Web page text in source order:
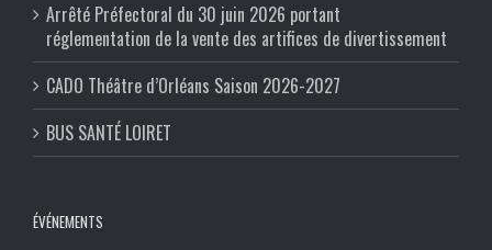
Arrêté Préfectoral du 30 juin 2026 portant
réglementation de la vente des artifices de divertissement
CADO Théâtre d’Orléans Saison 2026-2027
BUS SANTÉ LOIRET
ÉVÉNEMENTS